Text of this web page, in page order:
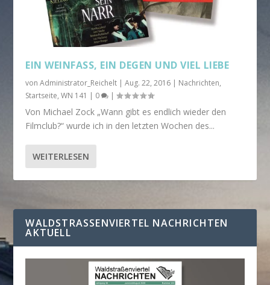
EIN WEINFASS, EIN DEGEN UND VIEL LIEBE
vonAdministrator_Reichelt |Aug. 22, 2016 | Nachrichten,
Startseite,WN 141 | 0 |
Von Michael Zock „Wann gibt es endlich wieder den
Filmclub?“ wurde ich in den letzten Wochen des...
WEITERLESEN
WALDSTRASSENVIERTEL NACHRICHTEN A
KTUELL